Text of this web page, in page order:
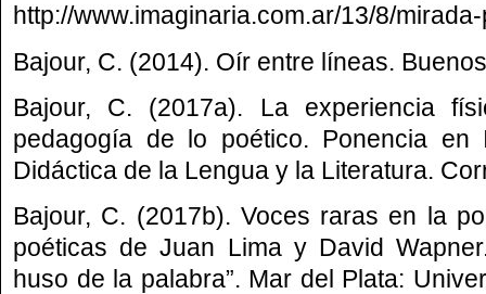
http://www.imaginaria.com.ar/13/8/
Bajour, C. (2014). Oír entre líneas.
Bajour, C. (2017a). La experiencia
pedagogía de lo poético. Ponencia en
Didáctica de la Lengua y la Literatura.
Bajour, C. (2017b). Voces raras en la
poéticas de Juan Lima y David
huso de la palabra”. Mar del Plata: